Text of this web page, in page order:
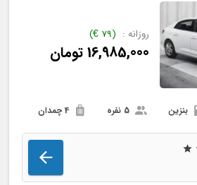
روزانه : (
79
€
)
16,985,000تومان
بنزین 4 چمدان